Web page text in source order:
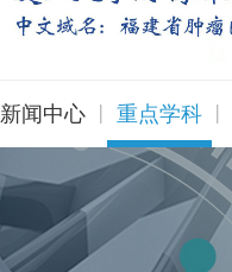
新闻中心 | 重点学科 |